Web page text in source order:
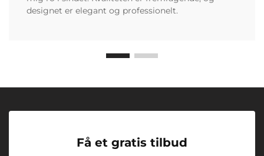
designet er elegant og professionelt.
Få et gratis tilbud